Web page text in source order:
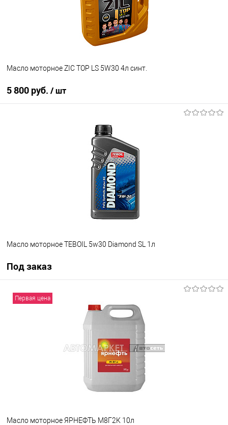
Масло моторное ZIC TOP LS 5W30 4л синт.
5 800 руб. / шт
В наличии
Масло моторное TEBOIL 5w30 Diamond SL 1л
Под заказ
Недоступно
Первая цена
Масло моторное ЯРНЕФТЬ М8Г2К 10л